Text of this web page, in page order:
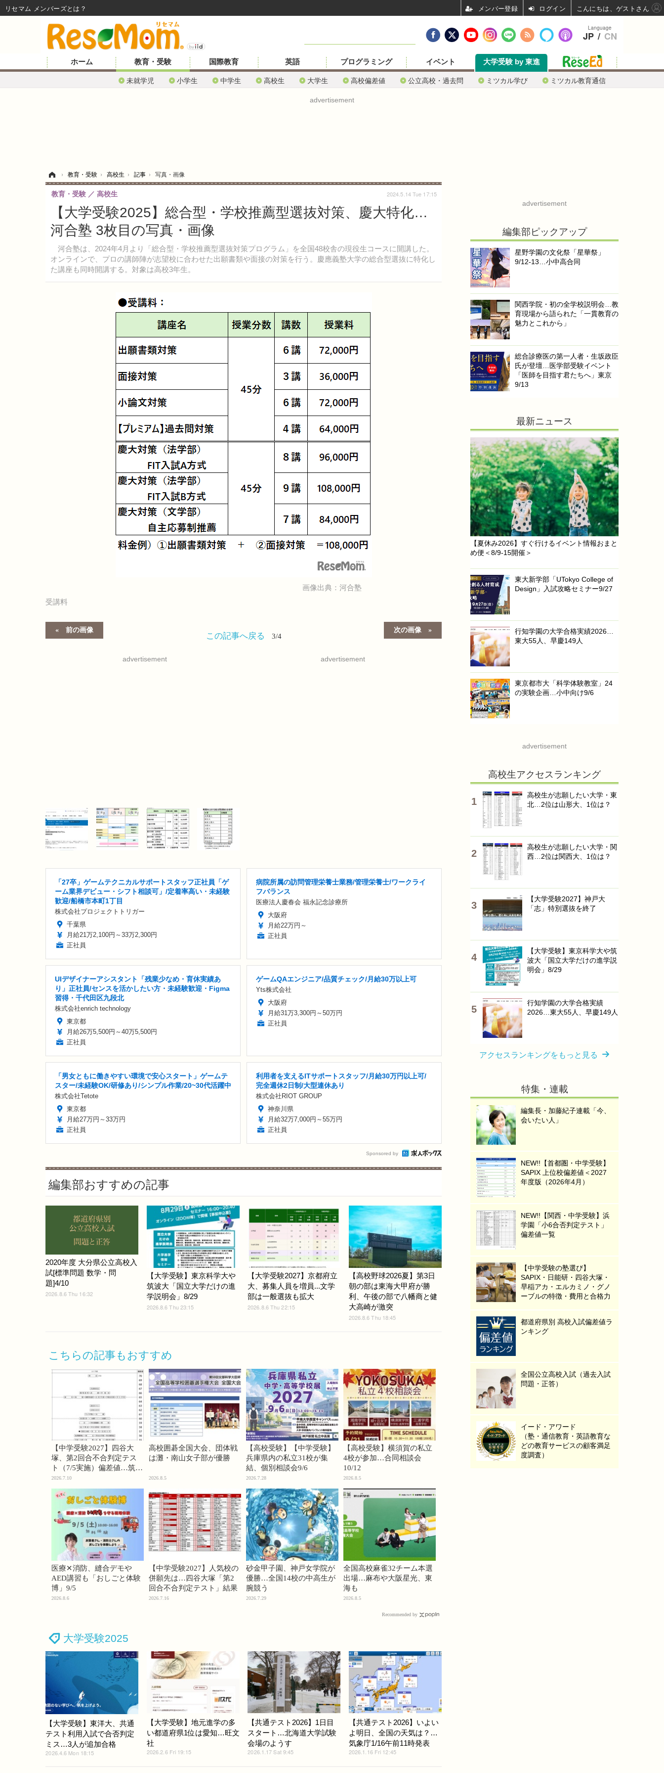
ホーム 教育・受験
未就学児 小学生 中学生 高校生 大学生 高校偏差値 公立高校・過去問 ミツカル学び ミツカル教育通信
国際教育 英語 プログラミング イベント 大学受験 by 東進
advertisement
› 教育・受験 › 高校生 › 記事 › 写真・画像
【大学受験2025】総合型・学校推薦型選抜対策、慶大特化…
河合塾 3枚目の写真・画像
河合塾は、2024年4月より「総合型・学校推薦型選抜対策プログラム」を全国48校舎の現役生コースに開講した。
オンラインで、プロの講師陣が志望校に合わせた出願書類や面接の対策を行う。慶應義塾大学の総合型選抜に特化し
た講座も同時開講する。対象は高校3年生。
教育・受験 高校生 2024.5.14 Tue 17:15
画像出典：河合塾
受講料
前の画像 次の画像
この記事へ戻る 3/4
advertisement advertisement
「27卒」ゲームテクニカルサポートスタッフ正社員「ゲ
ーム業界デビュー・シフト相談可」/定着率高い・未経験
歓迎/船橋市本町1丁目
株式会社プロジェクトトリガー
千葉県
月給21万2,100円～33万2,300円
正社員
病院所属の訪問管理栄養士業務/管理栄養士/ワークライ
フバランス
医療法人慶春会 福永記念診療所
大阪府
月給22万円～
正社員
UIデザイナーアシスタント「残業少なめ・育休実績あ
り」正社員/センスを活かしたい方・未経験歓迎・Figma
習得・千代田区九段北
株式会社enrich technology
東京都
月給26万5,500円～40万5,500円
正社員
ゲームQAエンジニア/品質チェック/月給30万以上可
Yts株式会社
大阪府
月給31万3,300円～50万円
正社員
「男女ともに働きやすい環境で安心スタート」ゲームテ
スター/未経験OK/研修あり/シンプル作業/20~30代活躍中
株式会社Tetote
東京都
月給27万円～33万円
正社員
利用者を支えるITサポートスタッフ/月給30万円以上可/
完全週休2日制/大型連休あり
株式会社RIOT GROUP
神奈川県
月給32万7,000円～55万円
正社員
Sponsored by
編集部おすすめの記事
2020年度 大分県公立高校入
試[標準問題 数学・問
題]4/10
2026.8.6 Thu 16:32
【大学受験】東京科学大や
筑波大「国立大学だけの進
学説明会」8/29
2026.8.6 Thu 23:15
【大学受験2027】京都府立
大、募集人員を増員...文学
部は一般選抜も拡大
2026.8.6 Thu 22:15
【高校野球2026夏】第3日
朝の部は東海大甲府が勝
利、午後の部で八幡商と健
大高崎が激突
2026.8.6 Thu 18:45
こちらの記事もおすすめ
【中学受験2027】四谷大
塚、第2回合不合判定テス
ト（7/5実施）偏差値…筑駒
74・桜蔭70＜PR＞
2026.7.10
高校囲碁全国大会、団体戦
は灘・南山女子部が優勝
2026.8.5
【高校受験】【中学受験】
兵庫県内の私立31校が集
結、個別相談会9/6
2026.7.28
【高校受験】横須賀の私立
4校が参加…合同相談会
10/12
2026.8.5
医療✕消防、縫合デモや
AED講習も「おしごと体験
博」9/5
2026.8.6
【中学受験2027】人気校の
併願先は…四谷大塚「第2
回合不合判定テスト」結果
2026.7.16
砂金甲子園、神戸女学院が
優勝…全国14校の中高生が
腕競う
2026.7.29
全国高校麻雀32チーム本選
出場…麻布や大阪星光、東
海も
2026.8.5
Recommended by
大学受験2025
【大学受験】東洋大、共通
テスト利用入試で合否判定
ミス…3人が追加合格
2026.4.6 Mon 18:15
【大学受験】地元進学の多
い都道府県1位は愛知…旺文
社
2026.2.6 Fri 19:15
【共通テスト2026】1日目
スタート…北海道大学試験
会場のようす
2026.1.17 Sat 9:45
【共通テスト2026】いよい
よ明日、全国の天気は？…
気象庁1/16午前11時発表
2026.1.16 Fri 12:45
advertisement
編集部ピックアップ
星野学園の文化祭「星華祭」
9/12-13…小中高合同
関西学院・初の全学校説明会…教
育現場から語られた「一貫教育の
魅力とこれから」
総合診療医の第一人者・生坂政臣
氏が登壇…医学部受験イベント
「医師を目指す君たちへ」東京
9/13
最新ニュース
【夏休み2026】すぐ行けるイベント情報おまと
め便＜8/9-15開催＞
東大新学部「UTokyo College of
Design」入試攻略セミナー9/27
行知学園の大学合格実績2026…
東大55人、早慶149人
東京都市大「科学体験教室」24
の実験企画…小中向け9/6
advertisement
高校生アクセスランキング
高校生が志願したい大学・東
北…2位は山形大、1位は？
高校生が志願したい大学・関
西…2位は関西大、1位は？
【大学受験2027】神戸大
「志」特別選抜を終了
【大学受験】東京科学大や筑
波大「国立大学だけの進学説
明会」8/29
行知学園の大学合格実績
2026…東大55人、早慶149人
アクセスランキングをもっと見る
特集・連載
編集長・加藤紀子連載「今、
会いたい人」
NEW!!【首都圏・中学受験】
SAPIX 上位校偏差値＜2027
年度版（2026年4月）
NEW!!【関西・中学受験】浜
学園「小6合否判定テスト」
偏差値一覧
【中学受験の塾選び】
SAPIX・日能研・四谷大塚・
早稲アカ・エルカミノ・グノ
ーブルの特徴・費用と合格力
都道府県別 高校入試偏差値ラ
ンキング
全国公立高校入試（過去入試
問題・正答）
イード・アワード
（塾・通信教育・英語教育な
どの教育サービスの顧客満足
度調査）
Language
JP / CN
リセマム メンバーズ ログイン こんにちは、ゲストさん